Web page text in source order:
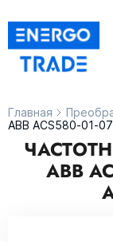
Главная
ABB ACS580-01-
ABB